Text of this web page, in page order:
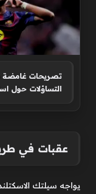
تصريحات غامضة
التساؤلات حول
عقبات في
يواجه سيلتك